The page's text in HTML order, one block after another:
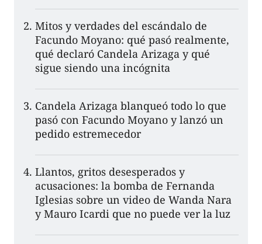
Mitos y verdades del escándalo de
Facundo Moyano: qué pasó realmente,
qué declaró Candela Arizaga y qué
sigue siendo una incógnita
Candela Arizaga blanqueó todo lo que
pasó con Facundo Moyano y lanzó un
pedido estremecedor
Llantos, gritos desesperados y
acusaciones: la bomba de Fernanda
Iglesias sobre un video de Wanda Nara
y Mauro Icardi que no puede ver la luz